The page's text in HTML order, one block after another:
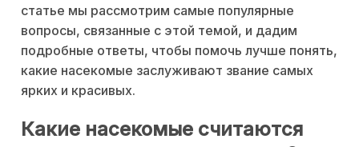
статье мы рассмотрим самые популярные
вопросы, связанные с этой темой, и дадим
подробные ответы, чтобы помочь лучше понять,
какие насекомые заслуживают звание самых
ярких и красивых.
Какие насекомые считаются